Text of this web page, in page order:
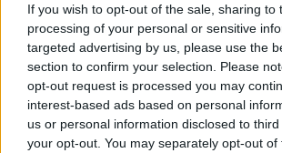
If you wish to opt-out of the sale, sharing to
processing of your personal or sensitive
targeted advertising by us, please use the
section to confirm your selection. Please
opt-out request is processed you may
interest-based ads based on personal
us or personal information disclosed to
your opt-out. You may separately opt-out of
Inviaci le tue
i tuoi video e le
Su WhatsApp al
345 356 7512